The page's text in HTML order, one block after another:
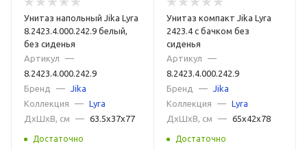
Ретро с высоким бачком Немецкие Итальянские
Российские Турецкие Японские Subway 3.0
Унитаз напольный Jika Lyra
8.2423.4.000.242.9 белый,
без сиденья
Артикул
—
8.2423.4.000.242.9
Бренд
— Jika
Коллекция
— Lyra
ДxШxВ, см
— 63.5x37x77
Достаточно
Унитаз компакт Jika Lyra
2423.4 с бачком без
сиденья
Артикул
—
8.2423.4.000.242.9
Бренд
—
Jika
Коллекция
—
Lyra
ДxШxВ, см
— 65x42x78
Достаточно